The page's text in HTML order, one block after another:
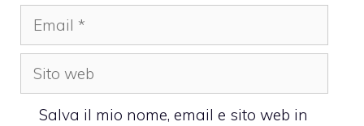
Email
Sito
web
Salva il mio nome, email e sito web in